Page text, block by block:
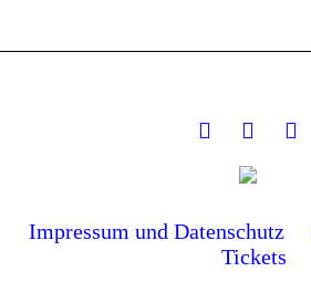
Impressum und Datenschutz
Tickets